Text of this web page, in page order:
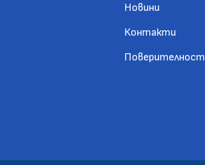
Новини
Контакти
Поверителност